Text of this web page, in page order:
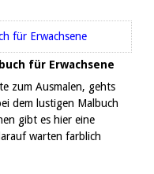
für Erwachsene
zum Ausmalen, gehts
dem lustigen Malbuch
gibt es hier eine
warten farblich